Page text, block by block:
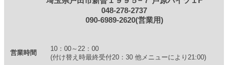
048-278-2737
090-6989-2620(営業用)
営業時間
10：00～22：00
(付け替え時最終受付20：30 他メニューにより21:00)